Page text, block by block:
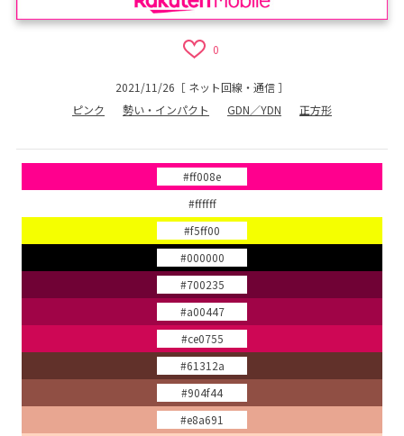
0
2021/11/26 ［ ネット回線・通信］
ピンク
勢い・インパクト GDN／YDN 正方形
#ff008e
#ffffff
#f5ff00
#000000
#700235
#a00447
#ce0755
#61312a
#904f44
#e8a691